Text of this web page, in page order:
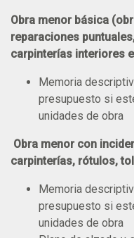
Obra menor básica
reparaciones
carpinterías interiores
Memoria
presupuesto si
unidades de obra
Obra menor con
carpinterías, rótulos,
Memoria
presupuesto si
unidades de obra